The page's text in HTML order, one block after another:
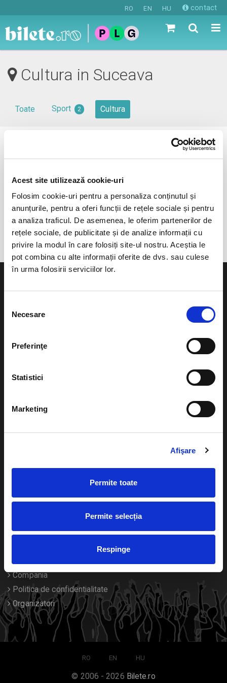
Acest site utilizează cookie-uri
Folosim cookie-uri pentru a personaliza conținutul și
anunțurile, pentru a oferi funcții de rețele sociale și pentru
a analiza traficul. De asemenea, le oferim partenerilor de
rețele sociale, de publicitate și de analize informații cu
privire la modul în care folosiți site-ul nostru. Aceștia le
pot combina cu alte informații oferite de dvs. sau culese
în urma folosirii serviciilor lor.
consimțământului
Necesare
Preferinţe
Statistici
Marketing
Afişare
Permite toate
Permite selecția
Respinge
RO EN HU contact
Cultura in Suceava
Toate Sport 2 Cultura
0 evenimente in viitorul apropiat
anunta-ma pe email cand apare urmatorul eveniment la
Suceava
Duplicare bilete
Teatru
festivaluri
Diverse
Contact
Despre Cookies
Compania
Politica de confidentialitate
Organizatori
RO EN HU
© 2006 - 2026 Bilete.ro